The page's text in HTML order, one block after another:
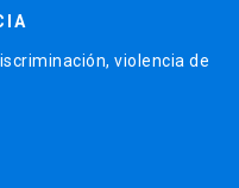
violencia de